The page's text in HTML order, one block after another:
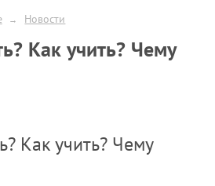
→ Новости
Как учить? Чему
Как учить? Чему